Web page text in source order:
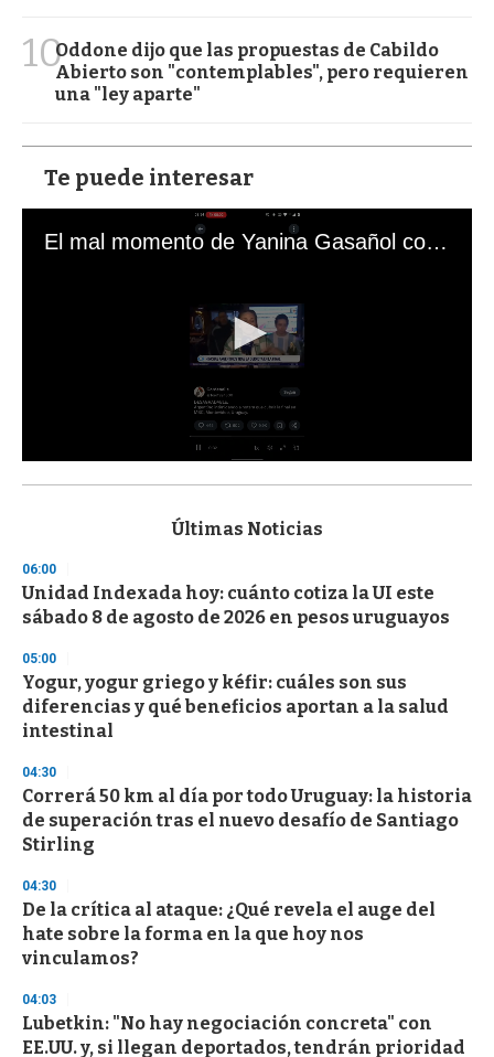
10Oddone dijo que las propuestas de Cabildo
Abierto son "contemplables", pero requieren
una "ley aparte"
Te puede interesar
El mal momento de Yanina Gasañol con un hincha argentino en "Subrayado"
s
d
s
o
f
3
s
e
c
o
d
s
Últimas Noticias
06:00
Unidad Indexada hoy: cuánto cotiza la UI este
sábado 8 de agosto de 2026 en pesos uruguayos
05:00
Yogur, yogur griego y kéfir: cuáles son sus
diferencias y qué beneficios aportan a la salud
intestinal
04:30
Correrá 50 km al día por todo Uruguay: la historia
de superación tras el nuevo desafío de Santiago
Stirling
04:30
De la crítica al ataque: ¿Qué revela el auge del
hate sobre la forma en la que hoy nos
vinculamos?
04:03
Lubetkin: "No hay negociación concreta" con
EE.UU. y, si llegan deportados, tendrán prioridad